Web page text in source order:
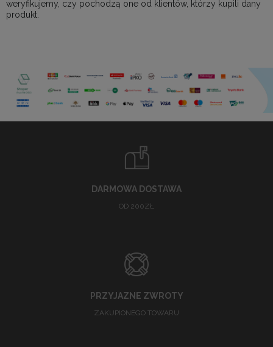
weryfikujemy, czy pochodzą one od klientów, którzy kupili dany
produkt.
DARMOWA DOSTAWA
OD 200ZŁ
PRZYJAZNE ZWROTY
ZAKUPIONEGO TOWARU